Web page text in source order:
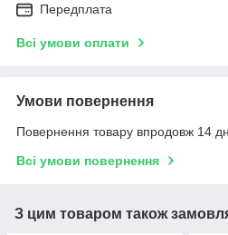
Передплата
Всі умови оплати
Умови повернення
Повернення товару впродовж 14
Всі умови повернення
З цим товаром також